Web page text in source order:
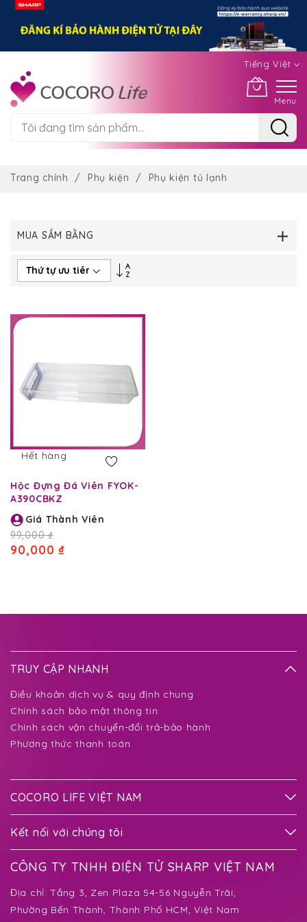
Tiếng Việt
Menu
nộiTrang chính Phụ kiện Phụ kiện tủ lạnh
MUA SẮM BẰNG
giảm
Hết hàng
Hộc Đựng Đá Viên FYOK-
A390CBKZ
Giá Thành Viên
99,000 ₫
90,000 ₫
TRUY CẬP NHANH
Điều khoản dịch vụ & quy định chung
Chính sách bảo mật thông tin
Chính sách vận chuyển-đổi trả-bảo hành
Phương thức thanh toán
COCORO LIFE VIỆT NAM
Kết nối với chúng tôi
CÔNG TY TNHH ĐIỆN TỬ SHARP VIỆT NAM
Địa chỉ:Tầng 3, Zen Plaza 54-56 Nguyễn Trãi,
Phường Bến Thành, Thành Phố HCM, Việt Nam